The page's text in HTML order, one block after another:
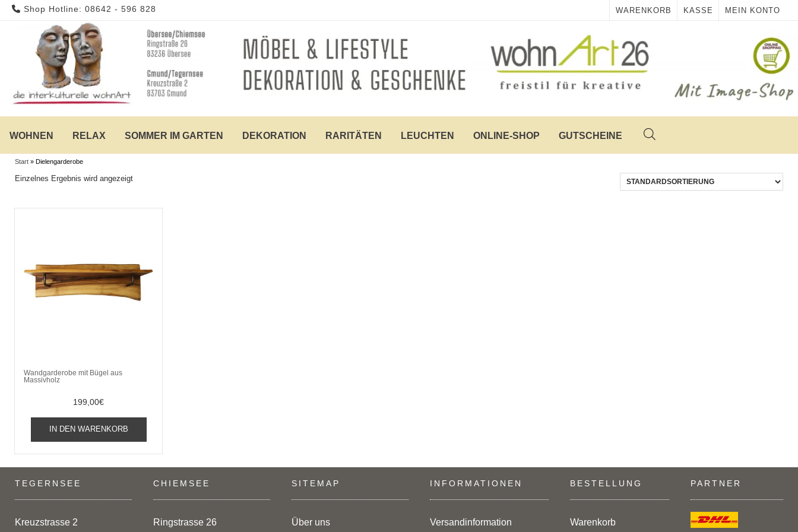
Skip
Shop Hotline: 08642 - 596 828 WARENKORB KASSE MEIN KONTO
WOHNEN RELAX SOMMER IM GARTEN DEKORATION RARITÄTEN LEUCHTEN ONLINE-SHOP GUTSCHEINE
Start » Dielengarderobe
Einzelnes Ergebnis wird angezeigt
Wandgarderobe mit Bügel aus
Massivholz
199,00€
IN DEN WARENKORB
TEGERNSEE
Kreuzstrasse 2
CHIEMSEE
Ringstrasse 26
SITEMAP
Über uns
INFORMATIONEN
Versandinformation
BESTELLUNG
Warenkorb
PARTNER